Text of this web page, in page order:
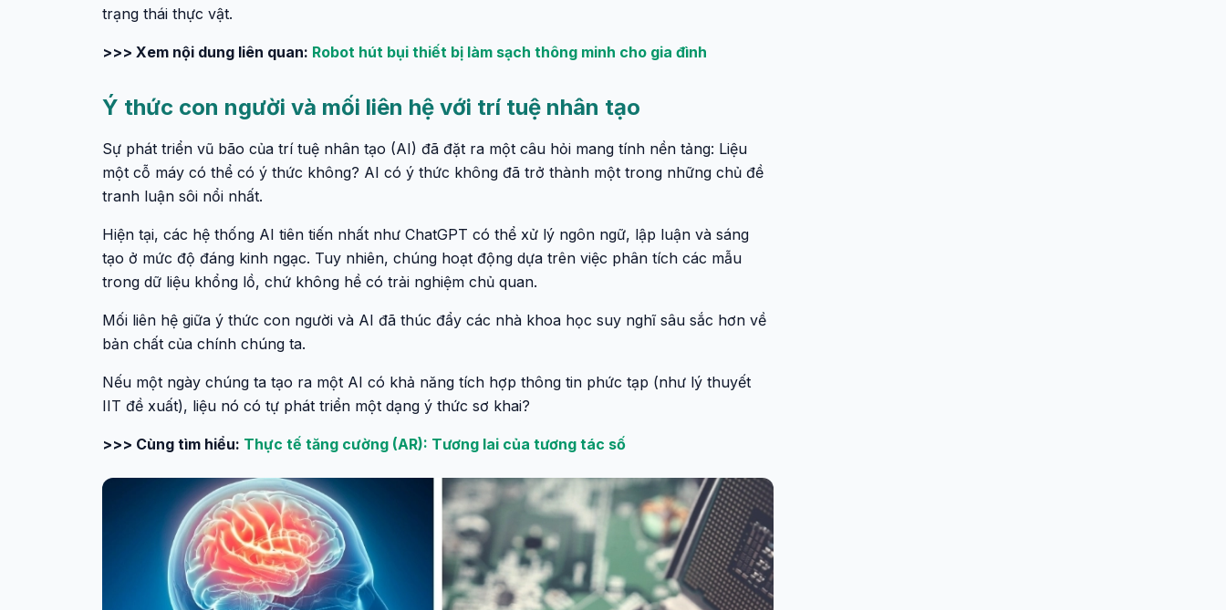
trạng thái thực vật.
>>> Xem nội dung liên quan: Robot hút bụi thiết bị làm sạch thông minh cho gia đình
Ý thức con người và mối liên hệ với trí tuệ nhân tạo
Sự phát triển vũ bão của trí tuệ nhân tạo (AI) đã đặt ra một câu hỏi mang tính nền tảng: Liệu
một cỗ máy có thể có ý thức không? AI có ý thức không đã trở thành một trong những chủ đề
tranh luận sôi nổi nhất.
Hiện tại, các hệ thống AI tiên tiến nhất như ChatGPT có thể xử lý ngôn ngữ, lập luận và sáng
tạo ở mức độ đáng kinh ngạc. Tuy nhiên, chúng hoạt động dựa trên việc phân tích các mẫu
trong dữ liệu khổng lồ, chứ không hề có trải nghiệm chủ quan.
Mối liên hệ giữa ý thức con người và AI đã thúc đẩy các nhà khoa học suy nghĩ sâu sắc hơn về
bản chất của chính chúng ta.
Nếu một ngày chúng ta tạo ra một AI có khả năng tích hợp thông tin phức tạp (như lý thuyết
IIT đề xuất), liệu nó có tự phát triển một dạng ý thức sơ khai?
>>> Cùng tìm hiểu: Thực tế tăng cường (AR): Tương lai của tương tác số